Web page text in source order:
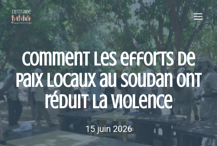
Aller
au
contenu
Comment les efforts de
paix locaux au Soudan ont
réduit la violence
15 juin 2026